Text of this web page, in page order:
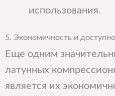
использования.
5. Экономичность и
Еще одним
латунных
является их